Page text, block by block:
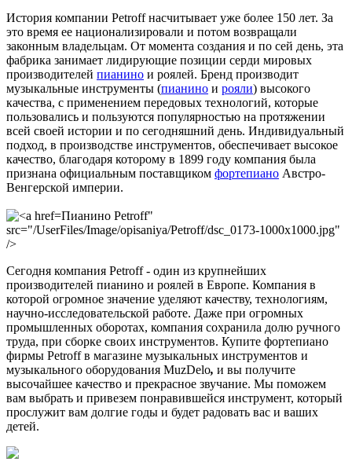
История компании Petroff насчитывает уже более 150 лет. За
это время ее национализировали и потом возвращали
законным владельцам. От момента создания и по сей день, эта
фабрика занимает лидирующие позиции серди мировых
производителей пианино и роялей. Бренд производит
музыкальные инструменты (пианино и рояли) высокого
качества, с применением передовых технологий, которые
пользовались и пользуются популярностью на протяжении
всей своей истории и по сегодняшний день. Индивидуальный
подход, в производстве инструментов, обеспечивает высокое
качество, благодаря которому в 1899 году компания была
признана официальным поставщиком фортепиано Австро-
Венгерской империи.
Пианино Petroff"
src="/UserFiles/Image/opisaniya/Petroff/dsc_0173-1000x1000.jpg"
/>
Сегодня компания Petroff - один из крупнейших
производителей пианино и роялей в Европе. Компания в
которой огромное значение уделяют качеству, технологиям,
научно-исследовательской работе. Даже при огромных
промышленных оборотах, компания сохранила долю ручного
труда, при сборке своих инструментов. Купите фортепиано
фирмы Petroff в магазине музыкальных инструментов и
музыкального оборудования MuzDelo, и вы получите
высочайшее качество и прекрасное звучание. Мы поможем
вам выбрать и привезем понравившейся инструмент, который
прослужит вам долгие годы и будет радовать вас и ваших
детей.